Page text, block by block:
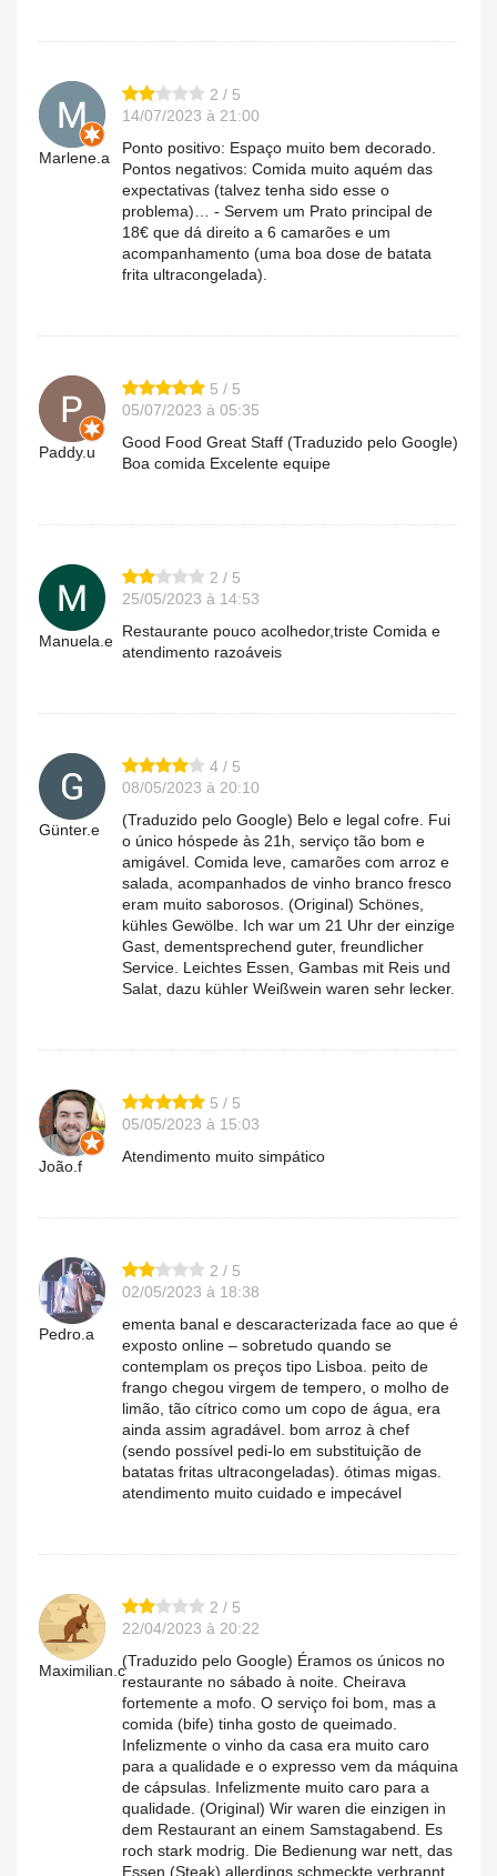
Marlene.a
2 / 5
14/07/2023 à 21:00
Ponto positivo: Espaço muito bem decorado.
Pontos negativos: Comida muito aquém das
expectativas (talvez tenha sido esse o
problema)… - Servem um Prato principal de
18€ que dá direito a 6 camarões e um
acompanhamento (uma boa dose de batata
frita ultracongelada).
Paddy.u
5 / 5
05/07/2023 à 05:35
Good Food Great Staff (Traduzido pelo Google)
Boa comida Excelente equipe
Manuela.e
2 / 5
25/05/2023 à 14:53
Restaurante pouco acolhedor,triste Comida e
atendimento razoáveis
Günter.e
4 / 5
08/05/2023 à 20:10
(Traduzido pelo Google) Belo e legal cofre. Fui
o único hóspede às 21h, serviço tão bom e
amigável. Comida leve, camarões com arroz e
salada, acompanhados de vinho branco fresco
eram muito saborosos. (Original) Schönes,
kühles Gewölbe. Ich war um 21 Uhr der einzige
Gast, dementsprechend guter, freundlicher
Service. Leichtes Essen, Gambas mit Reis und
Salat, dazu kühler Weißwein waren sehr lecker.
João.f
5 / 5
05/05/2023 à 15:03
Atendimento muito simpático
Pedro.a
2 / 5
02/05/2023 à 18:38
ementa banal e descaracterizada face ao que é
exposto online – sobretudo quando se
contemplam os preços tipo Lisboa. peito de
frango chegou virgem de tempero, o molho de
limão, tão cítrico como um copo de água, era
ainda assim agradável. bom arroz à chef
(sendo possível pedi-lo em substituição de
batatas fritas ultracongeladas). ótimas migas.
atendimento muito cuidado e impecável
Maximilian.c
2 / 5
22/04/2023 à 20:22
(Traduzido pelo Google) Éramos os únicos no
restaurante no sábado à noite. Cheirava
fortemente a mofo. O serviço foi bom, mas a
comida (bife) tinha gosto de queimado.
Infelizmente o vinho da casa era muito caro
para a qualidade e o expresso vem da máquina
de cápsulas. Infelizmente muito caro para a
qualidade. (Original) Wir waren die einzigen in
dem Restaurant an einem Samstagabend. Es
roch stark modrig. Die Bedienung war nett, das
Essen (Steak) allerdings schmeckte verbrannt.